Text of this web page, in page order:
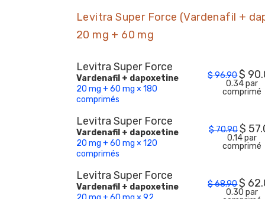
Levitra Super Force (Vardenafil +
20 mg + 60 mg
Levitra Super Force
Vardenafil + dapoxetine
20 mg + 60 mg × 180
comprimés
$96.90$
0.34 par
comprimé
Levitra Super Force
Vardenafil + dapoxetine
20 mg + 60 mg × 120
comprimés
$70.90$
0.14 par
comprimé
Levitra Super Force
Vardenafil + dapoxetine
$68.90$
0.30 par